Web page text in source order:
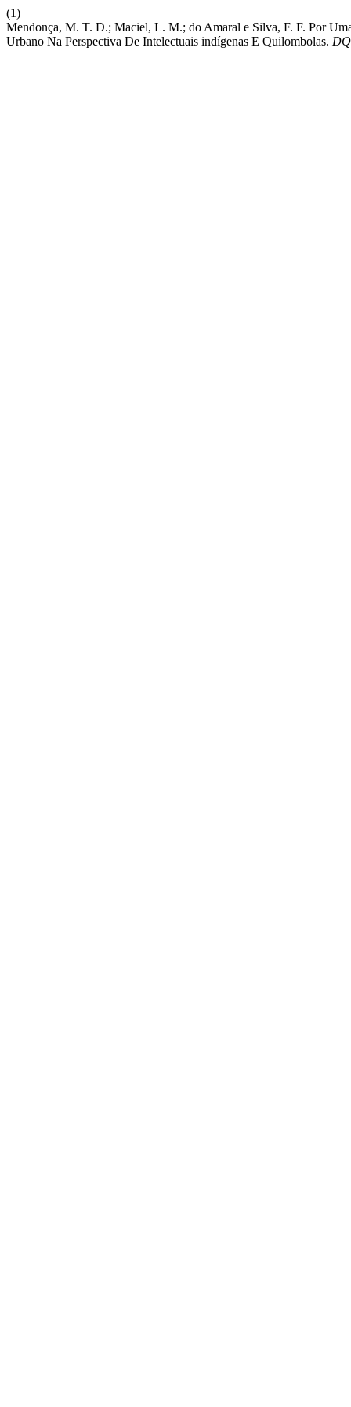
(1)
Mendonça, M. T. D.; Maciel, L. M.; do Amaral e Silva, F. F. Por
Urbano Na Perspectiva De Intelectuais indígenas E Quilombolas.